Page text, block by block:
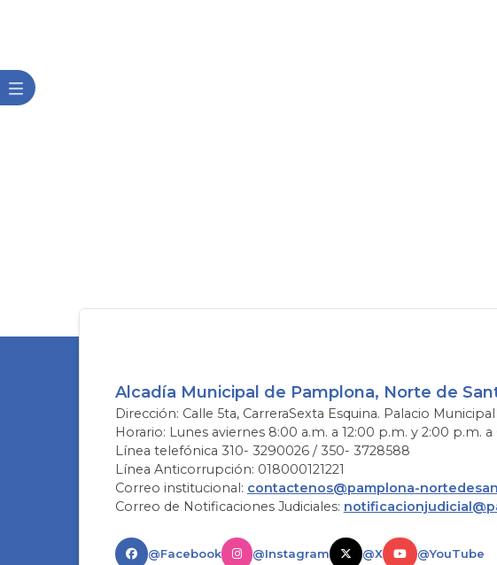
Alcadía Municipal de Pamplona, Norte de
Dirección: Calle 5ta, CarreraSexta Esquina. Palacio Municipal
Horario: Lunes aviernes 8:00 a.m. a 12:00 p.m. y 2:00 p.m.
Línea telefónica 310- 3290026 / 350- 3728588
Línea Anticorrupción: 018000121221
Correo institucional: contactenos@pamplona-
Correo de Notificaciones Judiciales:
@Facebook @Instagram @X @YouTube